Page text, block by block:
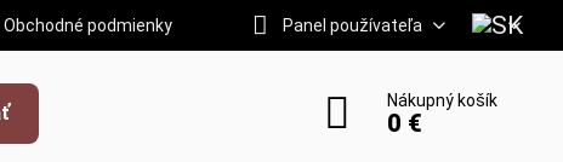
Obchodné podmienky Panel používateľa
Nákupný košík
0 €